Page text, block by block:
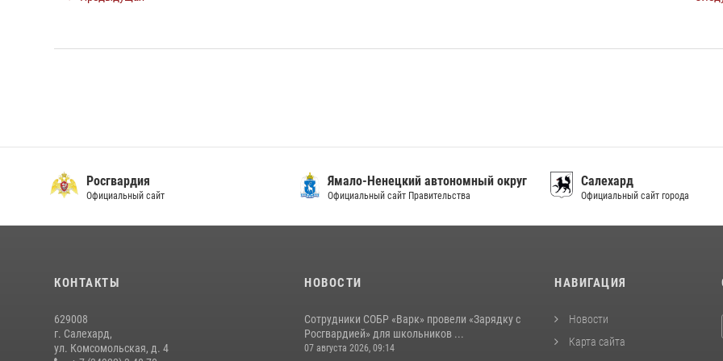
Росгвардия
Официальный сайт
Ямало-Ненецкий автономный округ
Официальный сайт Правительства
Салехард
Официальный сайт города
КОНТАКТЫ
629008
г. Салехард,
ул. Комсомольская, д. 4
НОВОСТИ
Сотрудники СОБР «Варк» провели «Зарядку с
Росгвардией» для школьников ...
07 августа 2026, 09:14
НАВИГАЦИЯ
Новости
Карта сайта